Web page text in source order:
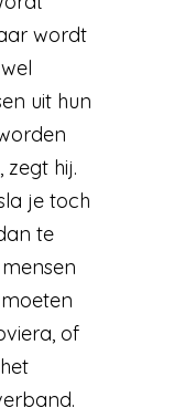
wordt
uit hun
zegt hij.
je toch
te
of